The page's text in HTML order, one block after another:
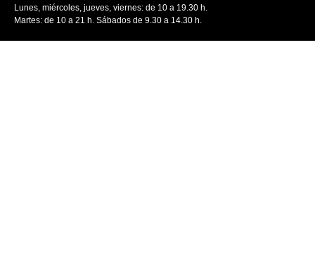
Lunes, miércoles, jueves, viernes: de 10 a 19.30 h.
Martes: de 10 a 21 h. Sábados de 9.30 a 14.30 h.